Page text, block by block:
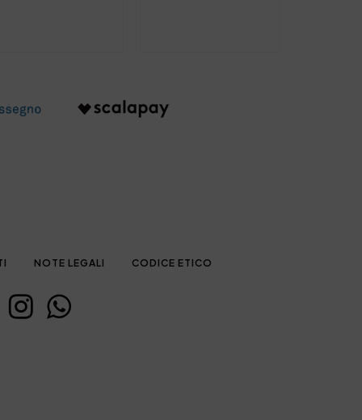
NOTE LEGALI CODICE ETICO